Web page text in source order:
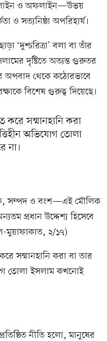
ও অফলাইন—উভয়
ও সত্যনিষ্ঠা অপরিহার্য।
‘দুশ্চরিত্রা’ বলা বা তাঁর
দৃষ্টিতে অত্যন্ত গুরুতর
অপবাদ থেকে কঠোরভাবে
বিশেষ গুরুত্ব দিয়েছে।
করে সম্মানহানি করা
অভিযোগ তোলা
না।
সম্পদ ও বংশ—এই মৌলিক
প্রধান উদ্দেশ্য হিসেবে
মুয়াফাকাত, ২/১৭)
সম্মানহানি করা বা তার
তোলা ইসলাম কখনোই
নীতি হলো, মানুষের